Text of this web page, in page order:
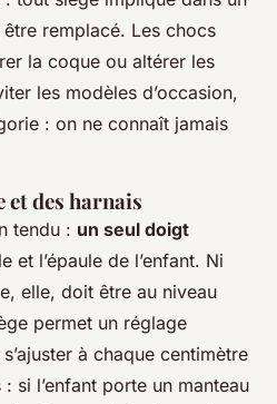
remplacé. Les chocs
la coque ou altérer les
les modèles d’occasion,
: on ne connaît jamais
et des harnais
tendu : un seul doigt
et l’épaule de l’enfant. Ni
elle, doit être au niveau
permet un réglage
à chaque centimètre
si l’enfant porte un manteau